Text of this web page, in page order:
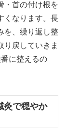
・首の付け根を
くなります。長
を、繰り返し整
り戻していきま
に整えるの
で穏やか